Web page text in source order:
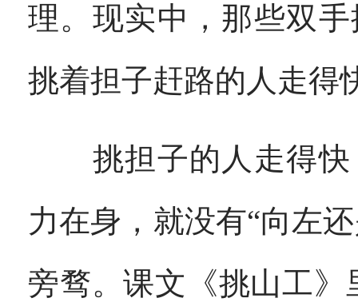
理。现实中，那些双
挑着担子赶路的人走得
挑担子的人走得快
力在身，就没有“向左
旁骛。课文《挑山工